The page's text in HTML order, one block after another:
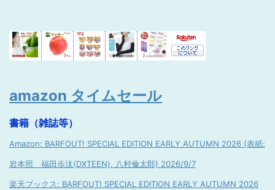
amazon タイムセール
書籍（雑誌等）
Amazon: BARFOUT! SPECIAL EDITION EARLY AUTUMN 2026 (表紙:
岩本照 福田歩汰(DXTEEN), 八村倫太郎) 2026/9/7
楽天ブックス: BARFOUT! SPECIAL EDITION EARLY AUTUMN 2026